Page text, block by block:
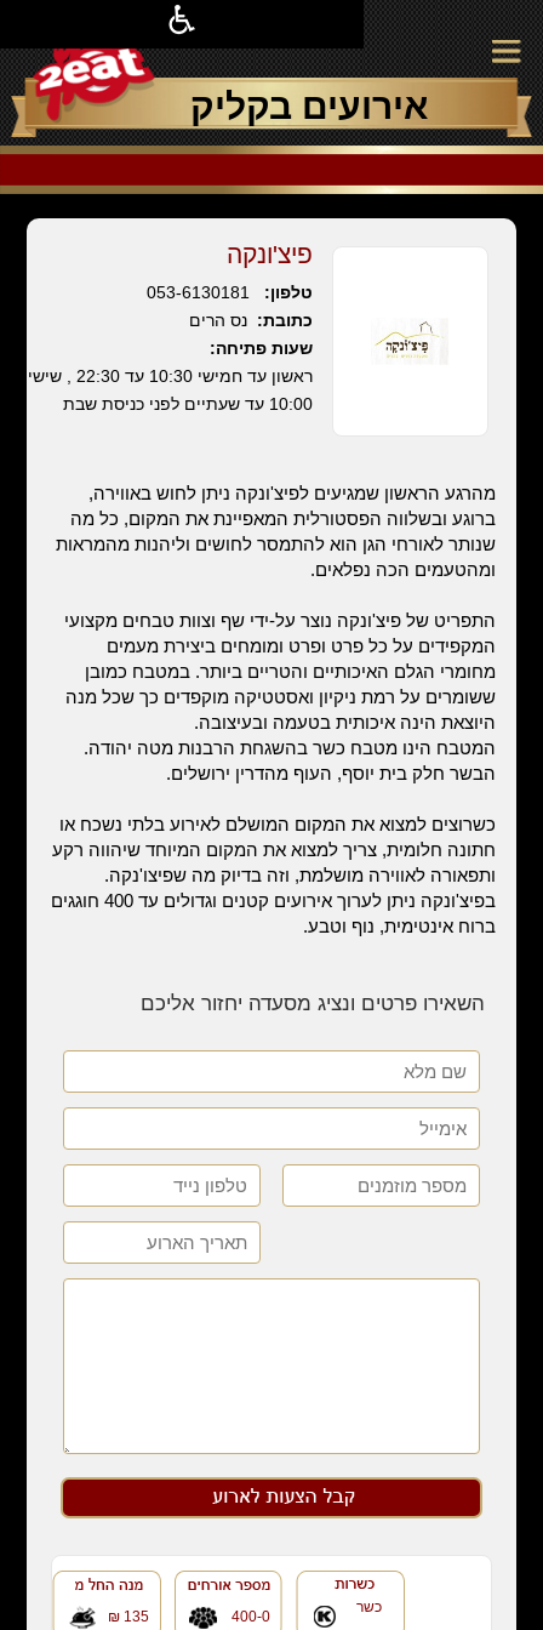
אירועים בקליק
פיצ'ונקה
טלפון:
כתובת: נס הרים
שעות פתיחה:
ראשון עד חמישי 10:30 עד 22:30 , שישי
10:00 עד שעתיים לפני כניסת שבת
מהרגע הראשון שמגיעים לפיצ'ונקה ניתן לחוש באווירה,
ברוגע ובשלווה הפסטורלית המאפיינת את המקום, כל מה
שנותר לאורחי הגן הוא להתמסר לחושים וליהנות מהמראות
ומהטעמים הכה נפלאים.
התפריט של פיצ'ונקה נוצר על-ידי שף וצוות טבחים מקצועי
המקפידים על כל פרט ופרט ומומחים ביצירת מעמים
מחומרי הגלם האיכותיים והטריים ביותר. במטבח כמובן
ששומרים על רמת ניקיון ואסטטיקה מוקפדים כך שכל מנה
היוצאת הינה איכותית בטעמה ובעיצובה.
המטבח הינו מטבח כשר בהשגחת הרבנות מטה יהודה.
הבשר חלק בית יוסף, העוף מהדרין ירושלים.
כשרוצים למצוא את המקום המושלם לאירוע בלתי נשכח או
חתונה חלומית, צריך למצוא את המקום המיוחד שיהווה רקע
ותפאורה לאווירה מושלמת, וזה בדיוק מה שפיצו'נקה.
בפיצ'ונקה ניתן לערוך אירועים קטנים וגדולים עד 400 חוגגים
ברוח אינטימית, נוף וטבע.
השאירו פרטים ונציג מסעדה יחזור אליכם
כשר
400-0
135 ₪